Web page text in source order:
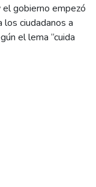
el gobierno empezó
ciudadanos a
el lema “cuida